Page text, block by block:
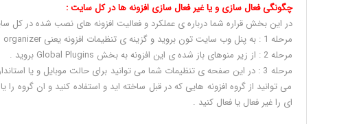
چگونگی فعال سازی و یا غیر فعال سازی افزونه ها در کل سایت :
در این بخش قراره شما درباره ی عملکرد و فعالیت افزونه های نصب شده در کل
مرحله 1 : به پنل وب سایت تون بروید و گزینه ی تنظیمات افزونه یعنی plugin organizer را انتخاب کنید .
مرحله 2 : از زیر منوهای باز شده ی این افزونه به بخش Global Plugins بروید .
مرحله 3 : در این صفحه ی تنظیمات شما می توانید برای حالت موبایل و یا
می توانید از گروه افزونه هایی که در قبل ساخته اید و استفاده کنید و ان گروه
ای را غیر فعال یا فعال کنید .